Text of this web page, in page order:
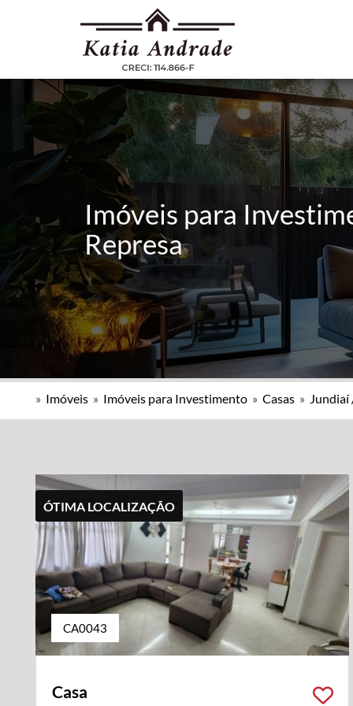
Imóveis para
Represa
» Imóveis » Imóveis para Investimento » Casas » Jundiaí
ÓTIMA LOCALIZAÇÃO
CA0043
Casa